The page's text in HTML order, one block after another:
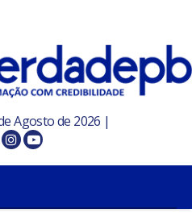
Agosto de 2026 |